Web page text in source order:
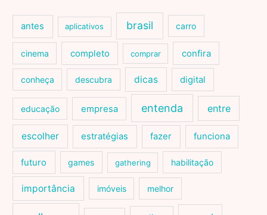
antes aplicativos brasil carro
cinema completo comprar confira
conheça descubra dicas digital
educação empresa entenda entre
escolher estratégias fazer funciona
futuro games gathering habilitação
importância imóveis melhor